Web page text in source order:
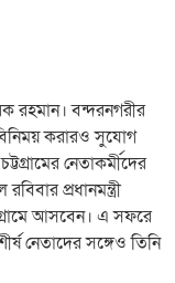
রহমান। বন্দরনগরীর
করারও সুযোগ
নেতাকর্মীদের
প্রধানমন্ত্রী
আসবেন। এ সফরে
নেতাদের সঙ্গেও তিনি